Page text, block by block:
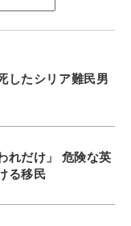
したシリア難民男
れだけ」 危険な英
る移民